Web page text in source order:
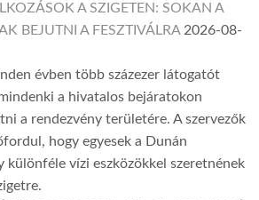
A SZIGETEN: SOKAN A
BEJUTNI A FESZTIVÁLRA 2026-08-
évben több százezer látogatót
a hivatalos bejáratokon
a rendezvény területére. A szervezők
hogy egyesek a Dunán
különféle vízi eszközökkel szeretnének